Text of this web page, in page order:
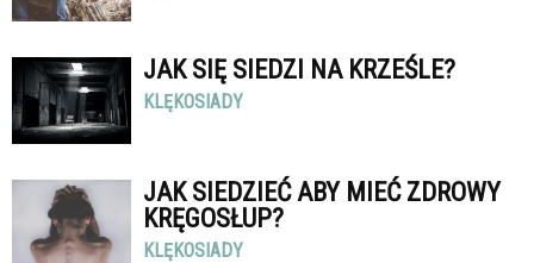
JAK SIĘ SIEDZI NA KRZEŚLE?
KLĘKOSIADY
JAK SIEDZIEĆ ABY MIEĆ ZDROWY
KRĘGOSŁUP?
KLĘKOSIADY